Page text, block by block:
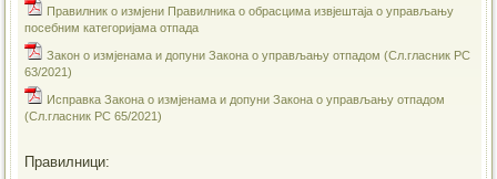
Правилник о измјени Правилника о обрасцима извјештаја о управљању
посебним категоријама отпада
Закон о измјенама и допуни Закона о управљању отпадом (Сл.гласник РС
63/2021)
Исправка Закона о измјенама и допуни Закона о управљању отпадом
(Сл.гласник РС 65/2021)
Правилници: